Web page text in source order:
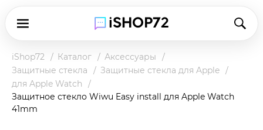
iShop72 Каталог
Аксессуары
Защитные стекла
Защитные стекла для Apple
для Apple Watch
Защитное стекло Wiwu Easy install для Apple Watch
41mm